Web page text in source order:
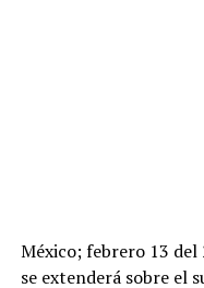
México; febrero 13
se extenderá sobre el